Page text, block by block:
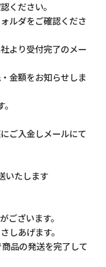
ください。
ルダをご確認くださ
より受付完了のメー
金額をお知らせしま
ご入金しメールにて
いたします
ございます。
しあげます。
品の発送を完了して